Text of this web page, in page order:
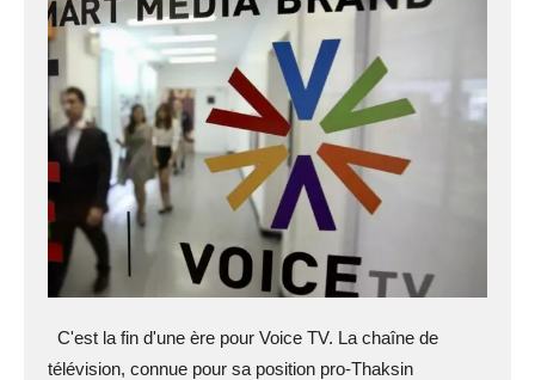
C'est la fin d'une ère pour Voice TV. La chaîne de
télévision, connue pour sa position pro-Thaksin